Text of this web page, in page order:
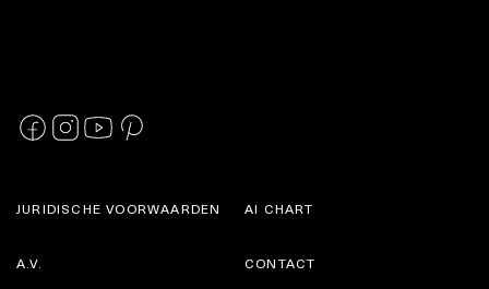
JURIDISCHE VOORWAARDEN
A.V.
AI CHART
CONTACT